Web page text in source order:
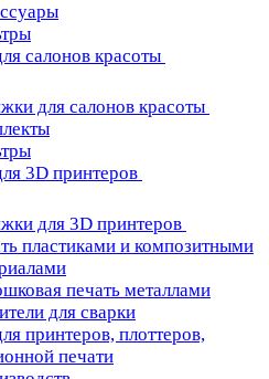
салонов красоты
для салонов красоты
3D принтеров
для 3D принтеров
пластиками и композитными
печать металлами
для сварки
принтеров, плоттеров,
печати